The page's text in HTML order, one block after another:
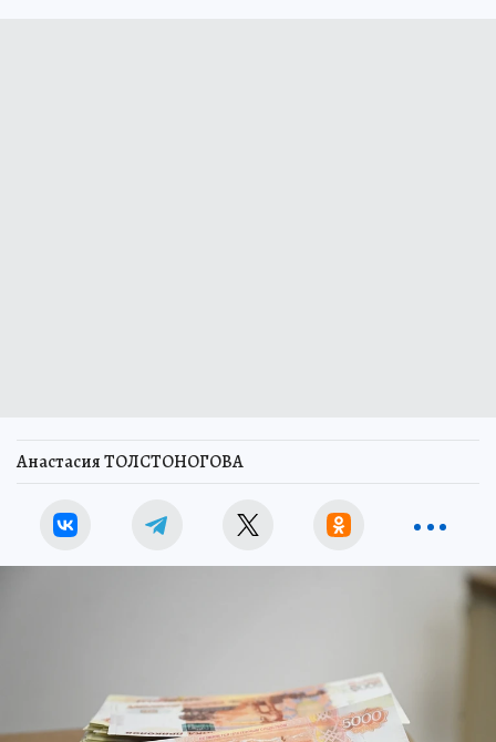
Анастасия ТОЛСТОНОГОВА